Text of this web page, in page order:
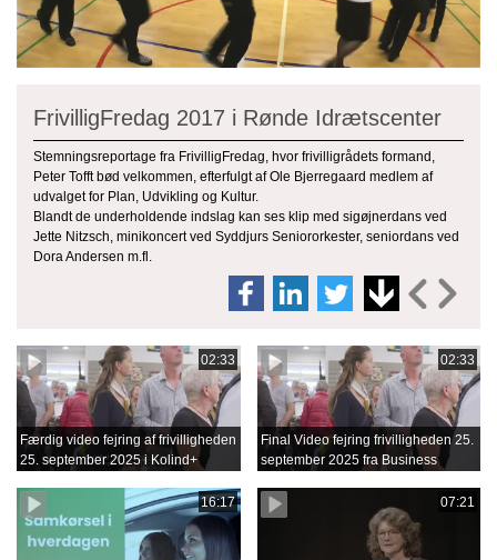
FrivilligFredag 2017 i Rønde Idrætscenter
Stemningsreportage fra FrivilligFredag, hvor frivilligrådets formand,
Peter Tofft bød velkommen, efterfulgt af Ole Bjerregaard medlem af
udvalget for Plan, Udvikling og Kultur.
Blandt de underholdende indslag kan ses klip med sigøjnerdans ved
Jette Nitzsch, minikoncert ved Syddjurs Seniororkester, seniordans ved
Dora Andersen m.fl.
02:33
Færdig video fejring af frivilligheden
25. september 2025 i Kolind+
02:33
Final Video fejring frivilligheden 25.
september 2025 fra Business
16:17
07:21